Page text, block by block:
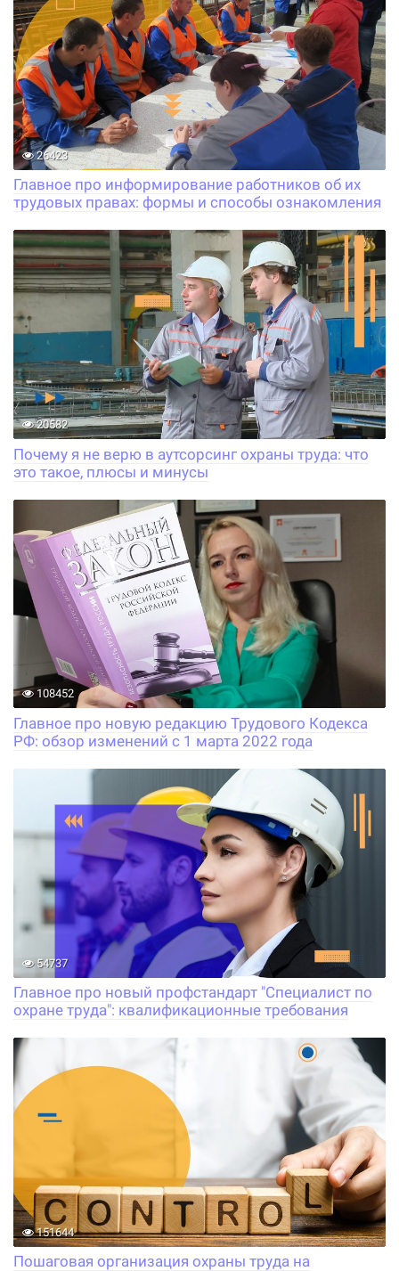
26423
Главное про информирование работников об их
трудовых правах: формы и способы ознакомления
20582
Почему я не верю в аутсорсинг охраны труда: что
это такое, плюсы и минусы
108452
Главное про новую редакцию Трудового Кодекса
РФ: обзор изменений с 1 марта 2022 года
54737
Главное про новый профстандарт "Специалист по
охране труда": квалификационные требования
151644
Пошаговая организация охраны труда на